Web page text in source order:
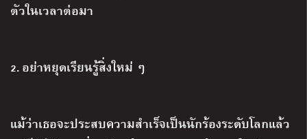
ตัวในเวลาต่อมา
2.อย่าหยุดเรียนรู้สิ่งใหม่ ๆ
แม้ว่าเธอจะประสบความสำเร็จเป็นนักร้องระดับโลกแล้ว